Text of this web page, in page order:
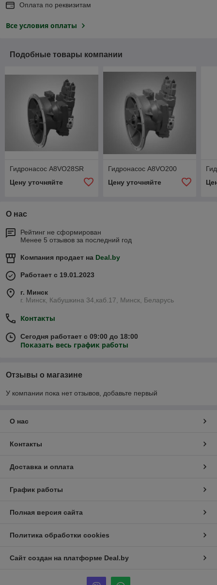
Оплата по реквизитам
Все условия оплаты
Подобные товары компании
Гидронасос A8VO28SR
Цену уточняйте
Гидронасос A8VO200
Цену уточняйте
О нас
Рейтинг не сформирован
Менее 5 отзывов за последний год
Компания продает на Deal.by
Работает с 19.01.2023
г. Минск
г. Минск, Кабушкина 34,каб.17, Минск, Беларусь
Контакты
Сегодня работает с 09:00 до 18:00
Показать весь график работы
Отзывы о магазине
У компании пока нет отзывов, добавьте первый
О нас
Контакты
Доставка и оплата
График работы
Полная версия сайта
Политика обработки cookies
Сайт создан на платформе Deal.by